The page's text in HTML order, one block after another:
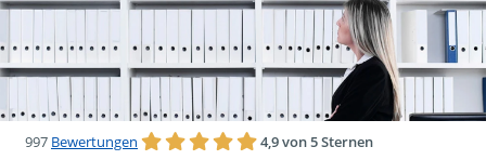
997 Bewertungen 4,9 von 5 Sternen